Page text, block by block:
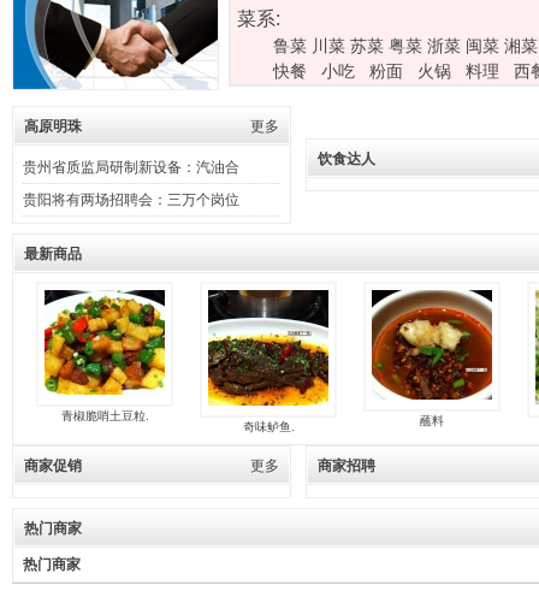
菜系:
鲁菜 川菜 苏菜 粤菜 浙菜 闽菜 湘菜
快餐
小吃 粉面 火锅 料理 西
更多
高原明珠
贵州省质监局研制新设备：汽油合
贵阳将有两场招聘会：三万个岗位
饮食达人
最新商品
青椒脆哨土豆粒.
奇味鲈鱼.
蘸料
更多
商家促销 商家招聘
热门商家
热门商家